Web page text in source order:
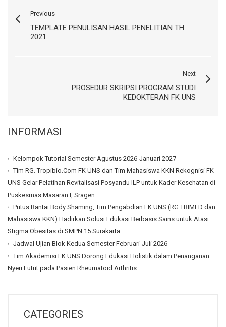
Previous
TEMPLATE PENULISAN HASIL PENELITIAN TH
2021
Next
PROSEDUR SKRIPSI PROGRAM STUDI
KEDOKTERAN FK UNS
INFORMASI
Kelompok Tutorial Semester Agustus 2026-Januari 2027
Tim RG. Tropibio.Com FK UNS dan Tim Mahasiswa KKN Rekognisi FK
UNS Gelar Pelatihan Revitalisasi Posyandu ILP untuk Kader Kesehatan di
Puskesmas Masaran I, Sragen
Putus Rantai Body Shaming, Tim Pengabdian FK UNS (RG TRIMED dan
Mahasiswa KKN) Hadirkan Solusi Edukasi Berbasis Sains untuk Atasi
Stigma Obesitas di SMPN 15 Surakarta
Jadwal Ujian Blok Kedua Semester Februari-Juli 2026
Tim Akademisi FK UNS Dorong Edukasi Holistik dalam Penanganan
Nyeri Lutut pada Pasien Rheumatoid Arthritis
CATEGORIES